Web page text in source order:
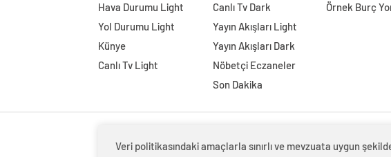
Hava Durumu Light
Yol Durumu Light
Künye
Canlı Tv Light
Canlı Tv Dark
Yayın Akışları Light
Yayın Akışları Dark
Nöbetçi Eczaneler
Son Dakika
Örnek Burç
Veri politikasındaki amaçlarla sınırlı ve mevzuata uygun